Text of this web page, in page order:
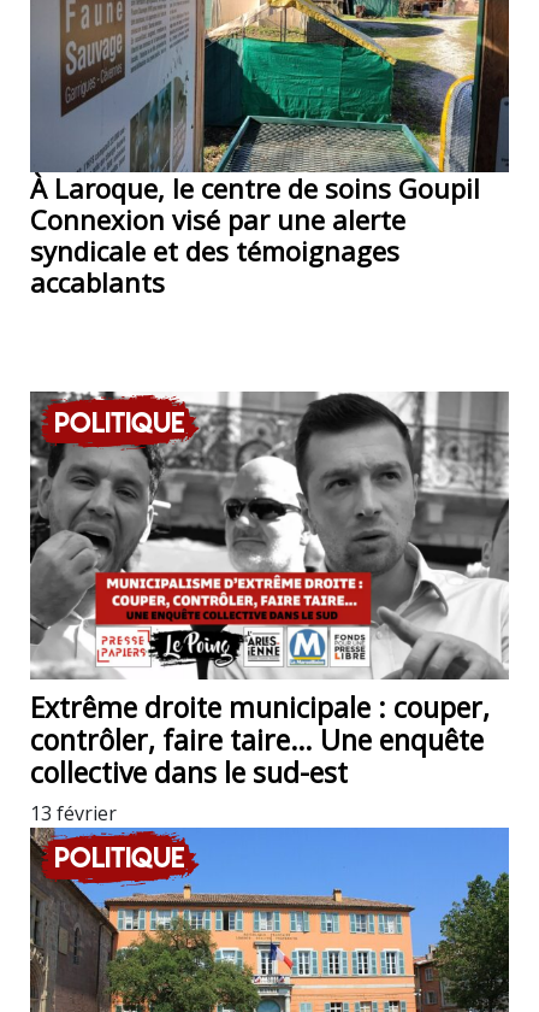
À Laroque, le centre de soins Goupil
Connexion visé par une alerte
syndicale et des témoignages
accablants
Politique
Extrême droite municipale : couper,
contrôler, faire taire… Une enquête
collective dans le sud-est
13 février
Politique